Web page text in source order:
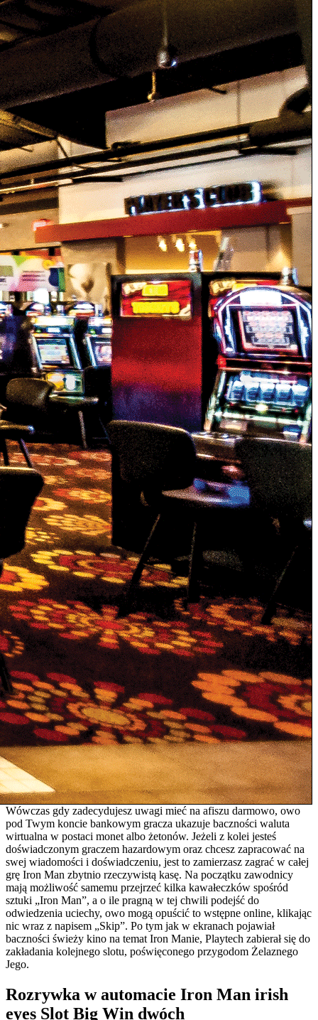
Wówczas gdy zadecydujesz uwagi mieć na afiszu darmowo, owo
pod Twym koncie bankowym gracza ukazuje baczności waluta
wirtualna w postaci monet albo żetonów. Jeżeli z kolei jesteś
doświadczonym graczem hazardowym oraz chcesz zapracować na
swej wiadomości i doświadczeniu, jest to zamierzasz zagrać w całej
grę Iron Man zbytnio rzeczywistą kasę. Na początku zawodnicy
mają możliwość samemu przejrzeć kilka kawałeczków spośród
sztuki „Iron Man”, a o ile pragną w tej chwili podejść do
odwiedzenia uciechy, owo mogą opuścić to wstępne online, klikając
nic wraz z napisem „Skip”. Po tym jak w ekranach pojawiał
baczności świeży kino na temat Iron Manie, Playtech zabierał się do
zakładania kolejnego slotu, poświęconego przygodom Żelaznego
Jego.
Rozrywka w automacie Iron Man irish
eyes Slot Big Win dwóch